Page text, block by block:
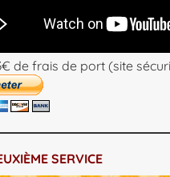
de frais de port (site
SERVICE